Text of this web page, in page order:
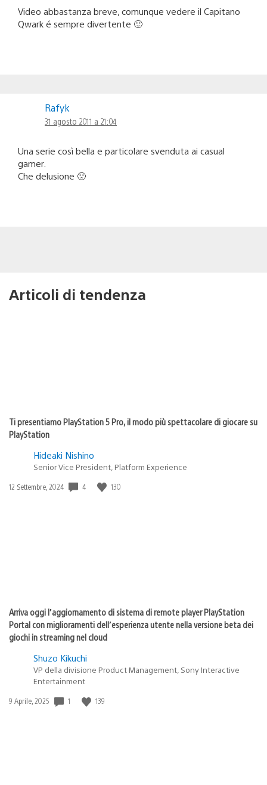
Video abbastanza breve, comunque vedere il Capitano
Qwark é sempre divertente 🙂
Rafyk
31 agosto 2011 a 21:04
Una serie così bella e particolare svenduta ai casual
gamer.
Che delusione 🙁
Articoli di tendenza
Ti presentiamo PlayStation 5 Pro, il modo più spettacolare di giocare su
PlayStation
Hideaki Nishino
Senior Vice President, Platform Experience
Data
12 Settembre, 2024 4 130
Arriva oggi l’aggiornamento di sistema di remote player PlayStation
Portal con miglioramenti dell’esperienza utente nella versione beta dei
giochi in streaming nel cloud
Shuzo Kikuchi
VP della divisione Product Management, Sony Interactive
Entertainment
Data
9 Aprile, 2025 1 139